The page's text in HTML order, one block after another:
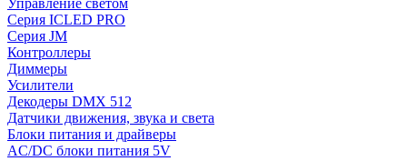
Управление светом
Серия ICLED PRO
Серия JM
Контроллеры
Диммеры
Усилители
Декодеры DMX 512
Датчики движения, звука и света
Блоки питания и драйверы
AC/DC блоки питания 5V